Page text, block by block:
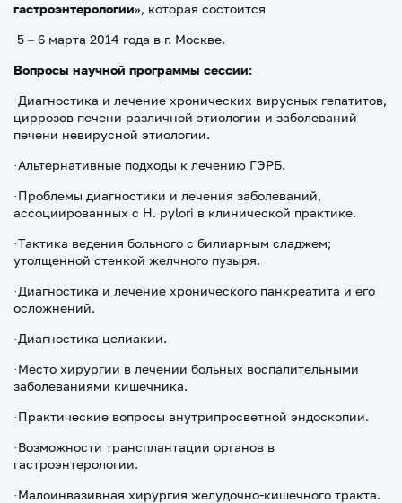
гастроэнтерологии», которая состоится
5 – 6 марта 2014 года в г. Москве.
Вопросы научной программы сессии:
·Диагностика и лечение хронических вирусных гепатитов,
циррозов печени различной этиологии и заболеваний
печени невирусной этиологии.
·Альтернативные подходы к лечению ГЭРБ.
·Проблемы диагностики и лечения заболеваний,
ассоциированных с H. pylori в клинической практике.
·Тактика ведения больного с билиарным сладжем;
утолщенной стенкой желчного пузыря.
·Диагностика и лечение хронического панкреатита и его
осложнений.
·Диагностика целиакии.
·Место хирургии в лечении больных воспалительными
заболеваниями кишечника.
·Практические вопросы внутрипросветной эндоскопии.
·Возможности трансплантации органов в
гастроэнтерологии.
·Малоинвазивная хирургия желудочно-кишечного тракта.